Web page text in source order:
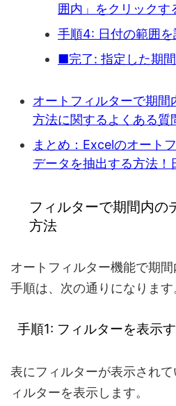
囲内」をクリックす
手順4: 日付の範囲を
■完了: 指定した期
オートフィルターで期間
方法に関するよくある質
まとめ：Excelのオート
データを抽出する方法！
フィルターで期間内の
方法
オートフィルター機能で期
手順は、次の通りになります
手順1: フィルターを表示
表にフィルターが表示され
ィルターを表示します。